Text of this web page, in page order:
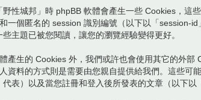
性城邦」時 phpBB 軟體會產生一些 Cookies，這
一個匿名的 session 識別編號（以下以「session-
主題已被您閱讀，讓您的瀏覽經驗變得更好。
產生的 Cookies 外，我們或許也會使用其它的外
資料的方式則是需要由您親自提供給我們。這些
表）以及當您註冊和登入後所發表的文章（以下以